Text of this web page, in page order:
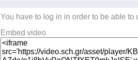
You have to log in in order to be able to
Embed video